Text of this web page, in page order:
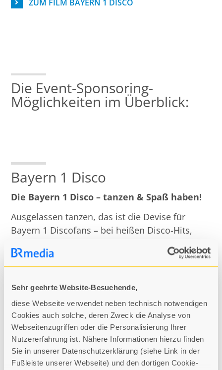
Sehr geehrte Website-Besuchende,
diese Webseite verwendet neben technisch notwendigen
Cookies auch solche, deren Zweck die Analyse von
Webseitenzugriffen oder die Personalisierung Ihrer
Nutzererfahrung ist. Nähere Informationen hierzu finden
Sie in unserer Datenschutzerklärung (siehe Link in der
Fußleiste unserer Webseite) und den dortigen Cookie-
ZUM FILM BAYERN 1 DISCO
Die Event-Sponsoring-
Möglichkeiten im Überblick:
Bayern 1 Disco
Die Bayern 1 Disco – tanzen & Spaß haben!
Ausgelassen tanzen, das ist die Devise für
Bayern 1 Discofans – bei heißen Disco-Hits,
coolen Rocksongs und den besten Party-
Klassikern aus den Siebzigern, Achtzigern,
Neunzigern, den Nullerjahren und natürlich
aktuellen Hits.
Die Termine und Locations für 2024 stehen
bereits!
MEHR ERFAHREN